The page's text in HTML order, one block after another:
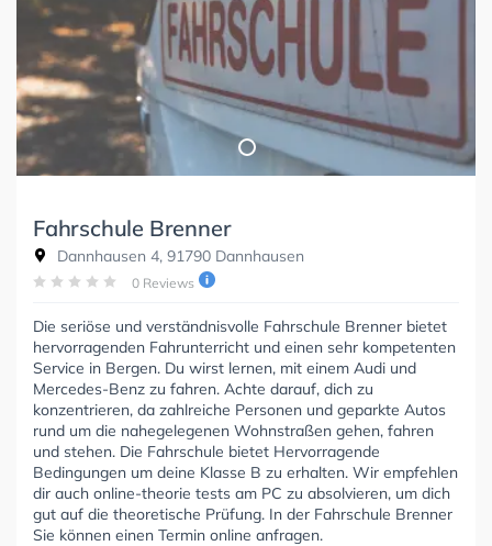
Fahrschule Brenner
Dannhausen 4, 91790 Dannhausen
0 Reviews
Die seriöse und verständnisvolle Fahrschule Brenner bietet
hervorragenden Fahrunterricht und einen sehr kompetenten
Service in Bergen. Du wirst lernen, mit einem Audi und
Mercedes-Benz zu fahren. Achte darauf, dich zu
konzentrieren, da zahlreiche Personen und geparkte Autos
rund um die nahegelegenen Wohnstraßen gehen, fahren
und stehen. Die Fahrschule bietet Hervorragende
Bedingungen um deine Klasse B zu erhalten. Wir empfehlen
dir auch online-theorie tests am PC zu absolvieren, um dich
gut auf die theoretische Prüfung. In der Fahrschule Brenner
Sie können einen Termin online anfragen.